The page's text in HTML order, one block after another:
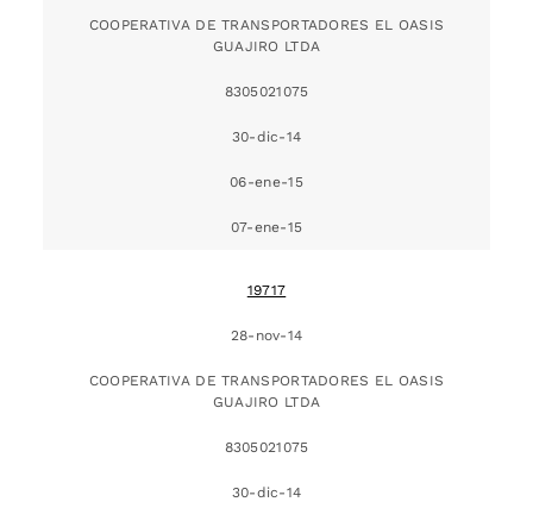
COOPERATIVA DE TRANSPORTADORES EL OASIS
GUAJIRO LTDA
8305021075
30-dic-14
06-ene-15
07-ene-15
19717
28-nov-14
COOPERATIVA DE TRANSPORTADORES EL OASIS
GUAJIRO LTDA
8305021075
30-dic-14